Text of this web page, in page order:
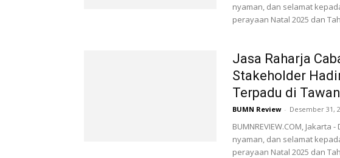
nyaman, dan selamat
perayaan Natal 2025 dan
Jasa Raharja
Stakeholder
Terpadu di
BUMN Review - Desember 31,
BUMNREVIEW.COM,
nyaman, dan selamat
perayaan Natal 2025 dan